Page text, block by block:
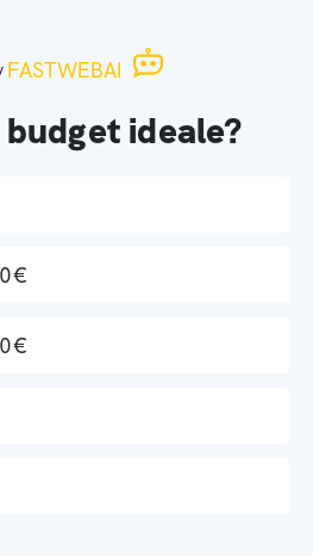
FASTWEBAI
ideale?